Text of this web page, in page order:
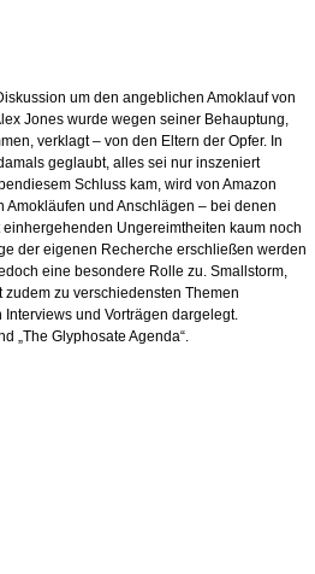
um den angeblichen Amoklauf von
Jones wurde wegen seiner Behauptung,
verklagt – von den Eltern der Opfer. In
geglaubt, alles sei nur inszeniert
Schluss kam, wird von Amazon
Amokläufen und Anschlägen – bei denen
Ungereimtheiten kaum noch
der eigenen Recherche erschließen werden
eine besondere Rolle zu. Smallstorm,
zu verschiedensten Themen
und Vorträgen dargelegt.
„The Glyphosate Agenda“.